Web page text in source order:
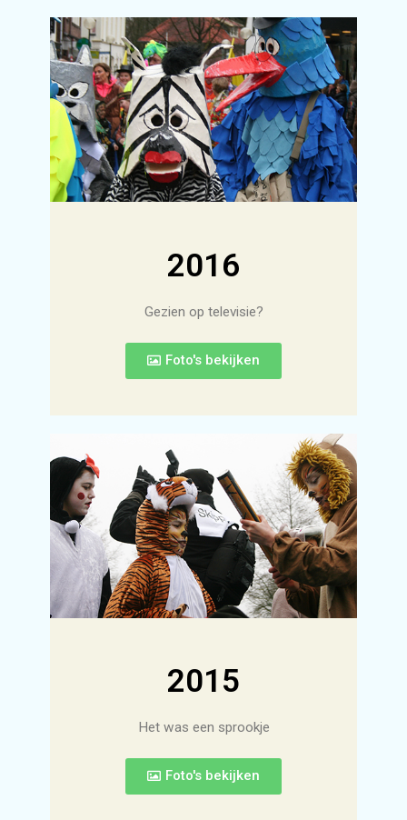
2016
Gezien op televisie?
Foto's bekijken
2015
Het was een sprookje
Foto's bekijken